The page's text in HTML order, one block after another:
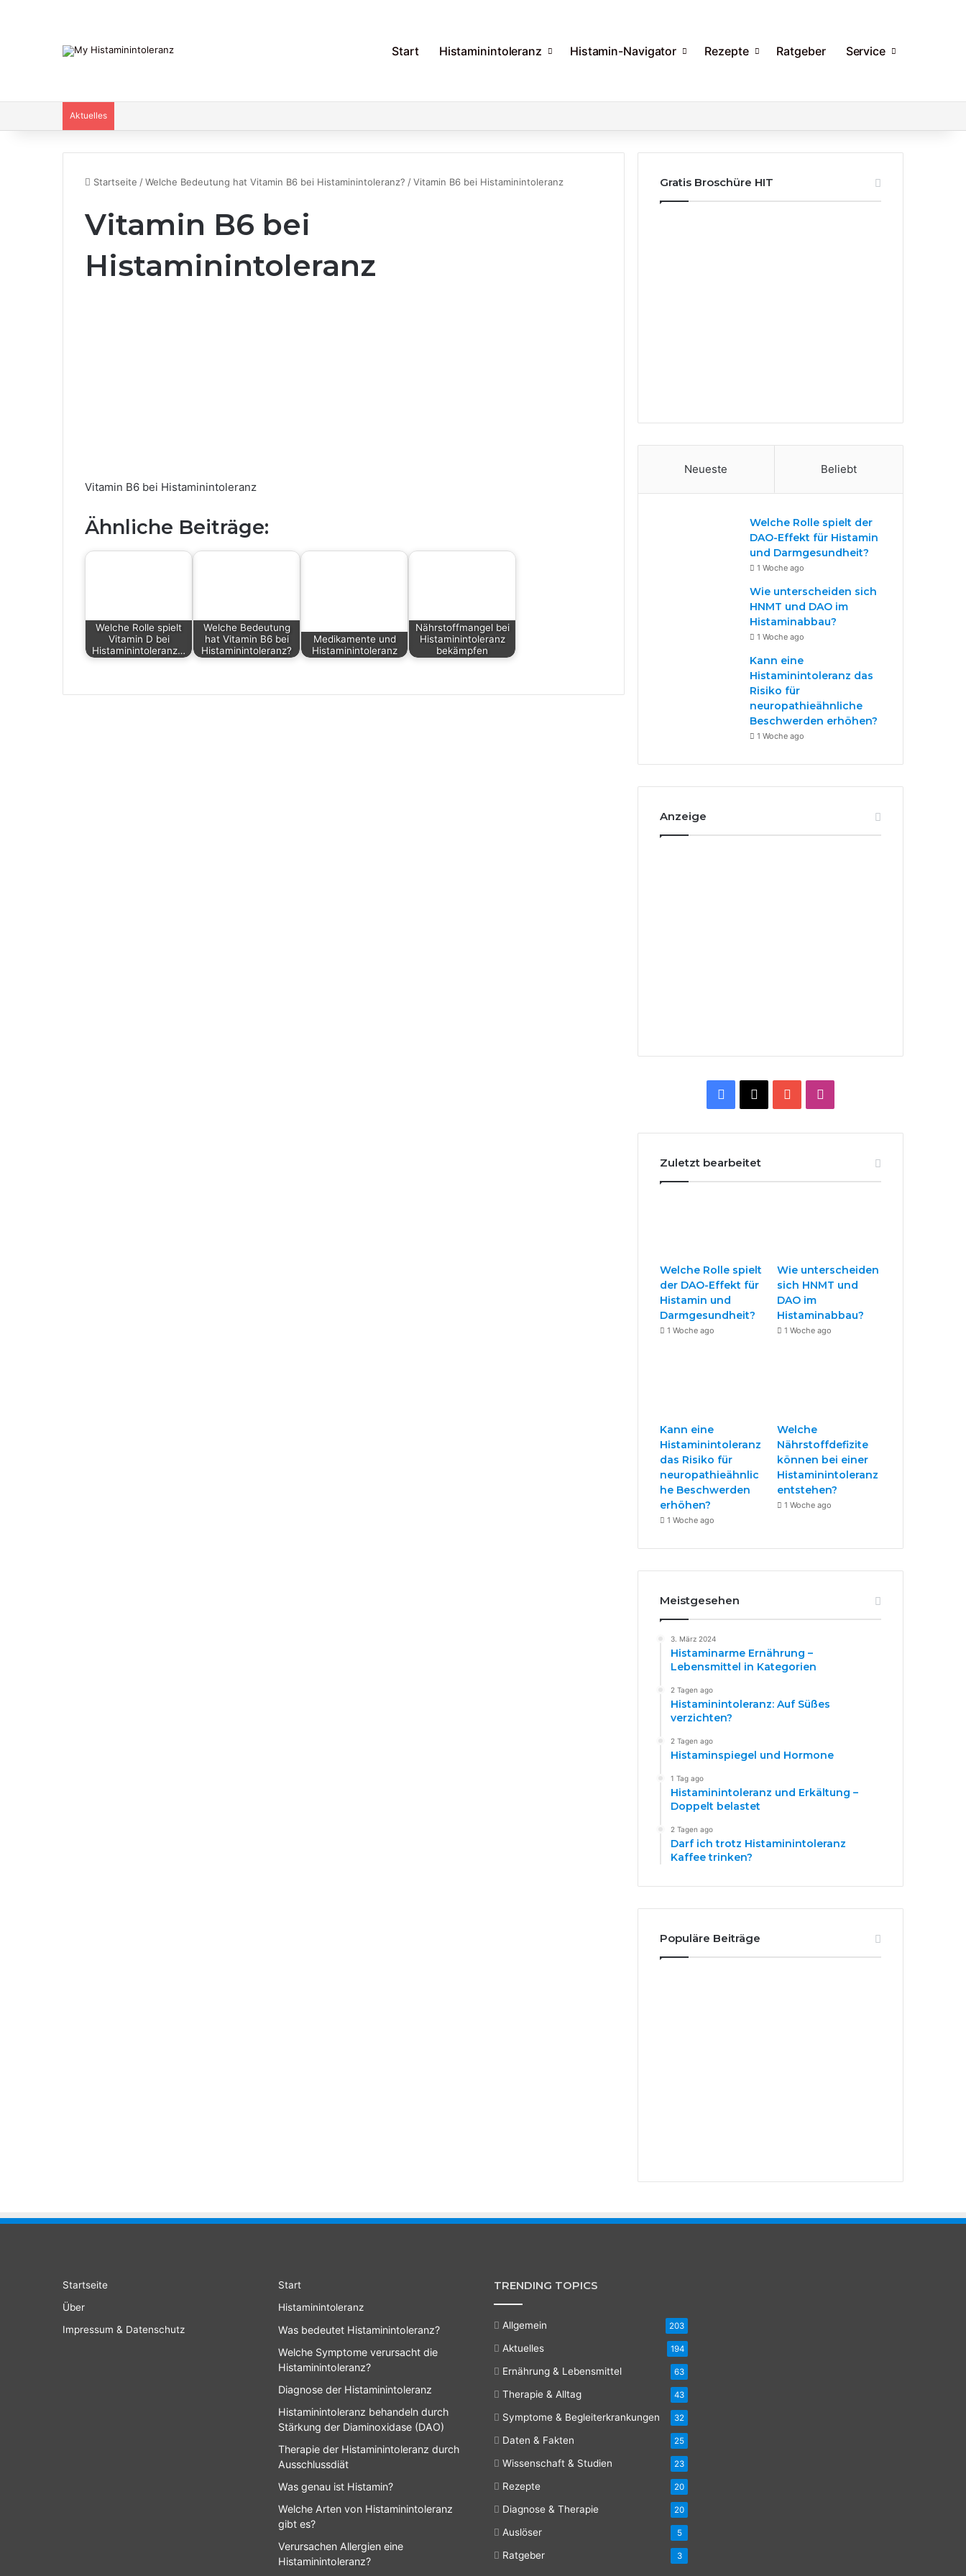
Start Histaminintoleranz Histamin-Navigator Rezepte Ratgeber Service
Aktuelles
Startseite /Welche Bedeutung hat Vitamin B6 bei Histaminintoleranz? /Vitamin B6 bei Histaminintoleranz
Vitamin B6 bei
Histaminintoleranz
Vitamin B6 bei Histaminintoleranz
Ähnliche Beiträge:
Welche Rolle spielt
Vitamin D bei
Histaminintoleranz…
Welche Bedeutung
hat Vitamin B6 bei
Histaminintoleranz?
Medikamente und
Histaminintoleranz
Nährstoffmangel bei
Histaminintoleranz
bekämpfen
Gratis Broschüre HIT
Neueste Beliebt
Welche Rolle spielt der
DAO-Effekt für Histamin
und Darmgesundheit?
1 Woche ago
Wie unterscheiden sich
HNMT und DAO im
Histaminabbau?
1 Woche ago
Kann eine
Histaminintoleranz das
Risiko für
neuropathieähnliche
Beschwerden erhöhen?
1 Woche ago
Anzeige
e
o
k
T
e
t
r
Zuletzt bearbeitet
Welche Rolle spielt
der DAO-Effekt für
Histamin und
Darmgesundheit?
1 Woche ago
Wie unterscheiden
sich HNMT und
DAO im
Histaminabbau?
1 Woche ago
Kann eine
Histaminintoleranz
das Risiko für
neuropathieähnlic
he Beschwerden
erhöhen?
1 Woche ago
Welche
Nährstoffdefizite
können bei einer
Histaminintoleranz
entstehen?
1 Woche ago
Meistgesehen
3. März 2024
Histaminarme Ernährung –
Lebensmittel in Kategorien
2 Tagen ago
Histaminintoleranz: Auf Süßes
verzichten?
2 Tagen ago
Histaminspiegel und Hormone
1 Tag ago
Histaminintoleranz und Erkältung –
Doppelt belastet
2 Tagen ago
Darf ich trotz Histaminintoleranz
Kaffee trinken?
Populäre Beiträge
Startseite
Über
Impressum & Datenschutz
Start
Histaminintoleranz
Was bedeutet Histaminintoleranz?
Welche Symptome verursacht die
Histaminintoleranz?
Diagnose der Histaminintoleranz
Histaminintoleranz behandeln durch
Stärkung der Diaminoxidase (DAO)
Therapie der Histaminintoleranz durch
Ausschlussdiät
Was genau ist Histamin?
Welche Arten von Histaminintoleranz
gibt es?
Verursachen Allergien eine
Histaminintoleranz?
TRENDING TOPICS
Allgemein 203
Aktuelles 194
Ernährung & Lebensmittel 63
Therapie & Alltag 43
Symptome & Begleiterkrankungen 32
Daten & Fakten 25
Wissenschaft & Studien 23
Rezepte 20
Diagnose & Therapie 20
Auslöser 5
Ratgeber 3